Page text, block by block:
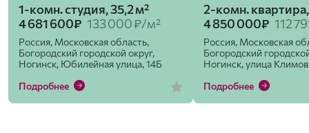
1-комн. студия, 35,2 м²
4 681 600₽ 133 000 ₽/м²
Россия, Московская область,
Богородский городской округ,
Ногинск, Юбилейная улица, 14Б
Подробнее
2-комн.
4 850 000₽ 112
Россия, Московская
Богородский
Ногинск, улица
Подробнее